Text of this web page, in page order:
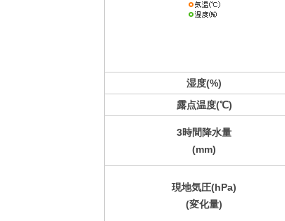
湿度(%)
露点温度(℃)
3時間降水量
(mm)
現地気圧(hPa)
(変化量)